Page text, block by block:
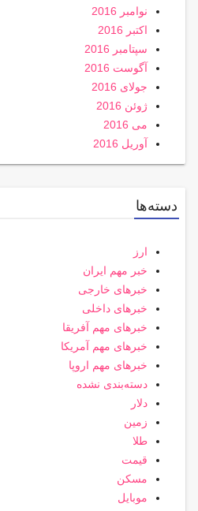
نوامبر 2016
اکتبر 2016
سپتامبر 2016
آگوست 2016
جولای 2016
ژوئن 2016
می 2016
آوریل 2016
دسته‌ها
ارز
خبر مهم ایران
خبرهای خارجی
خبرهای داخلی
خبرهای مهم آفریقا
خبرهای مهم آمریکا
خبرهای مهم اروپا
دسته‌بندی نشده
دلار
زمین
طلا
قیمت
مسکن
موبایل